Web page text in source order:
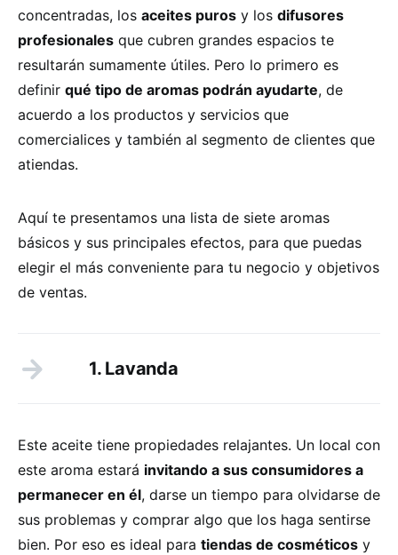
concentradas, los aceites puros y los difusores
profesionales que cubren grandes espacios te
resultarán sumamente útiles. Pero lo primero es
definir qué tipo de aromas podrán ayudarte, de
acuerdo a los productos y servicios que
comercialices y también al segmento de clientes que
atiendas.
Aquí te presentamos una lista de siete aromas
básicos y sus principales efectos, para que puedas
elegir el más conveniente para tu negocio y objetivos
de ventas.
1. Lavanda
Este aceite tiene propiedades relajantes. Un local con
este aroma estará invitando a sus consumidores a
permanecer en él, darse un tiempo para olvidarse de
sus problemas y comprar algo que los haga sentirse
bien. Por eso es ideal para tiendas de cosméticos y